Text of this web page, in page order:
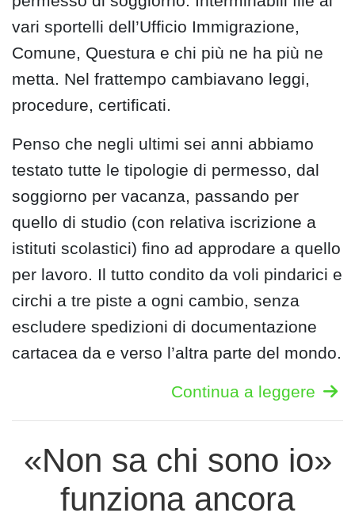
vari sportelli dell’Ufficio Immigrazione,
Comune, Questura e chi più ne ha più ne
metta. Nel frattempo cambiavano leggi,
procedure, certificati.
Penso che negli ultimi sei anni abbiamo
testato tutte le tipologie di permesso, dal
soggiorno per vacanza, passando per
quello di studio (con relativa iscrizione a
istituti scolastici) fino ad approdare a quello
per lavoro. Il tutto condito da voli pindarici e
circhi a tre piste a ogni cambio, senza
escludere spedizioni di documentazione
cartacea da e verso l’altra parte del mondo.
Continua a leggere
«Non sa chi sono io»
funziona ancora